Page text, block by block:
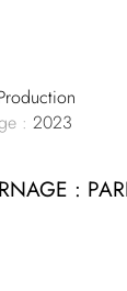
: 2023
: